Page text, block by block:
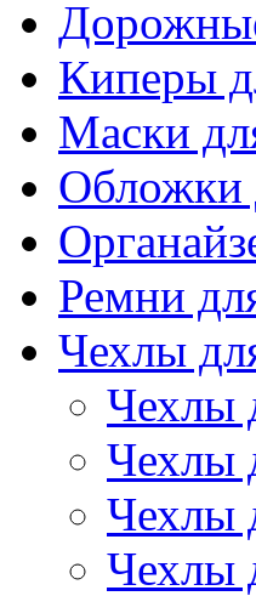
Киперы
Маски
Обложки
Ремни
Чехлы
Чехлы
Чехлы
Чехлы
Чехлы